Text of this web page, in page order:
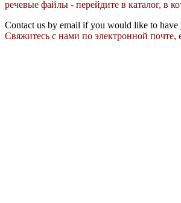
речевые файлы - перейдите в каталог, в
Contact us by email if you would like to have
Свяжитесь с нами по электронной почте,